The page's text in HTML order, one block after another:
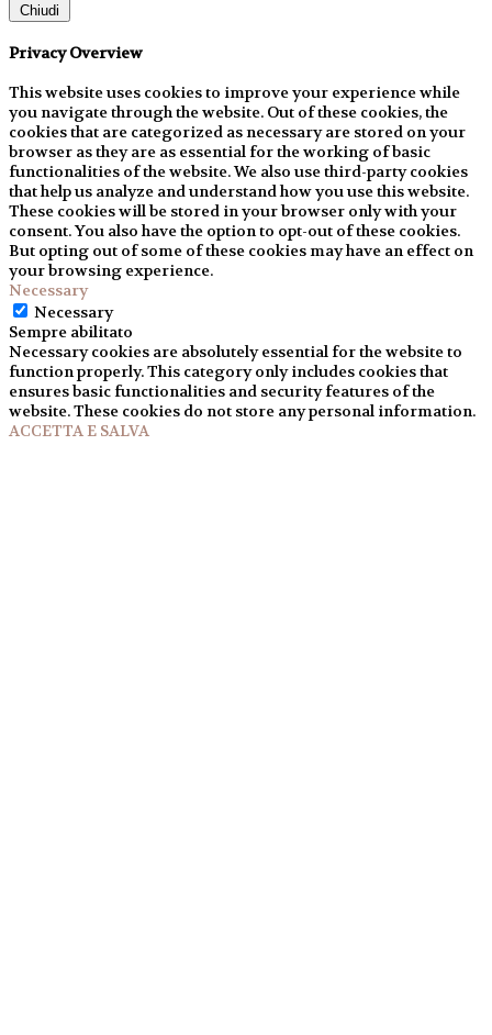
Chiudi
Privacy Overview
This website uses cookies to improve your experience while
you navigate through the website. Out of these cookies, the
cookies that are categorized as necessary are stored on your
browser as they are as essential for the working of basic
functionalities of the website. We also use third-party cookies
that help us analyze and understand how you use this website.
These cookies will be stored in your browser only with your
consent. You also have the option to opt-out of these cookies.
But opting out of some of these cookies may have an effect on
your browsing experience.
Necessary
Necessary
Sempre abilitato
Necessary cookies are absolutely essential for the website to
function properly. This category only includes cookies that
ensures basic functionalities and security features of the
website. These cookies do not store any personal information.
ACCETTA E SALVA